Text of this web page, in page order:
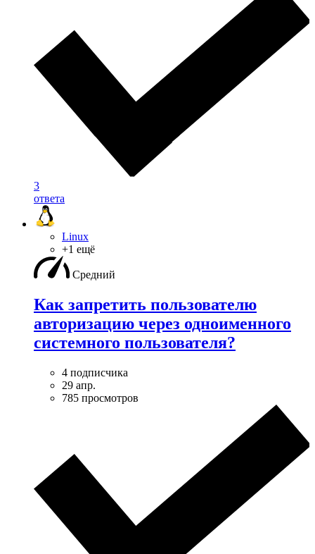
3
ответа
Linux
+1 ещё
Средний
Как запретить пользователю
авторизацию через одноименного
системного пользователя?
4 подписчика
29 апр.
785 просмотров